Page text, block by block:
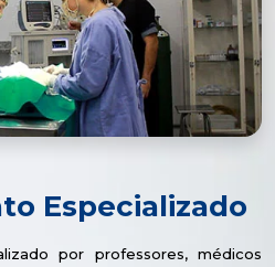
Especializado
por professores, médicos